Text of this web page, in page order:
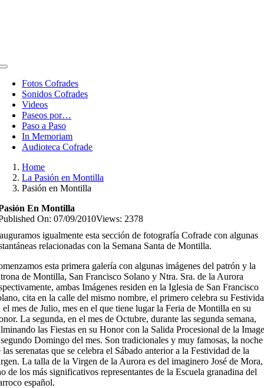
Toggle
NavigationFotos Cofrades
Sonidos Cofrades
Videos
Paseos por…
Paso a Paso
In Memoriam
Audioteca Cofrade
Home
La Pasión en Montilla
Pasión en Montilla
En Montilla
On: 07/09/2010Views: 2378
igualmente esta sección de fotografía Cofrade con algunas
relacionadas con la Semana Santa de Montilla.
esta primera galería con algunas imágenes del patrón y la
de Montilla, San Francisco Solano y Ntra. Sra. de la Aurora
ambas Imágenes residen en la Iglesia de San Francisco
cita en la calle del mismo nombre, el primero celebra su
el mes de Julio, mes en el que tiene lugar la Feria de Montilla en su
La segunda, en el mes de Octubre, durante las segunda semana,
las Fiestas en su Honor con la Salida Procesional de la
Domingo del mes. Son tradicionales y muy famosas, la noche
las serenatas que se celebra el Sábado anterior a la Festividad de la
La talla de la Virgen de la Aurora es del imaginero José de Mora,
de los más significativos representantes de la Escuela granadina del
español.